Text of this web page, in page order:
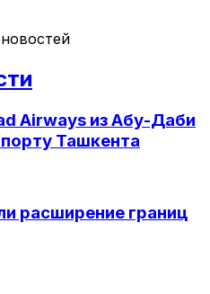
Airways из Абу-Даби
Ташкента
расширение границ